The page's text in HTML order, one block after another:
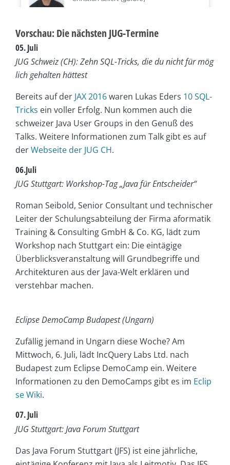
Vorschau: Die nächsten JUG-Termine
05. Juli
JUG Schweiz (CH): Zehn SQL-Tricks, die du nicht für mög
lich gehalten hättest
Bereits auf der JAX 2016waren Lukas Eders 10 SQL-
Tricks ein voller Erfolg. Nun kommen auch die
schweizer Java User Groups in den Genuß des
Talks. Weitere Informationen zum Talk gibt es auf
derWebseite der JUG CH.
06.Juli
JUG Stuttgart: Workshop-Tag „Java für Entscheider“
Roman Seibold, Senior Consultant und technischer
Leiter der Schulungsabteilung der Firma aformatik
Training & Consulting GmbH & Co. KG, lädt zum
Workshop nach Stuttgart ein: Die eintägige
Überblicksveranstaltung will Grundbegriffe und
Architekturen aus der Java-Welt erklären und
verstehbar machen.
Eclipse DemoCamp Budapest (Ungarn)
Zufällig jemand in Ungarn diese Woche? Am
Mittwoch, 6. Juli, lädt IncQuery Labs Ltd. nach
Budapest zum Eclipse DemoCamp ein. Weitere
Informationen zu den DemoCamps gibt es im Eclip
se Wiki.
07. Juli
JUG Stuttgart: Java Forum Stuttgart
Das Java Forum Stuttgart (JFS) ist eine jährliche,